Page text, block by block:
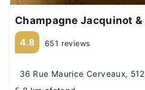
Champagne Jacquinot &
4.8 651 reviews
36 Rue Maurice Cerveaux,